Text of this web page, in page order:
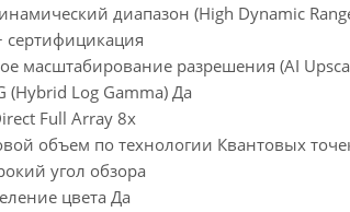
диапазон (High Dynamic
сертифицикация
масштабирование разрешения (AI
(Hybrid Log Gamma) Да
Full Array 8x
объем по технологии Квантовых
угол обзора
цвета Да